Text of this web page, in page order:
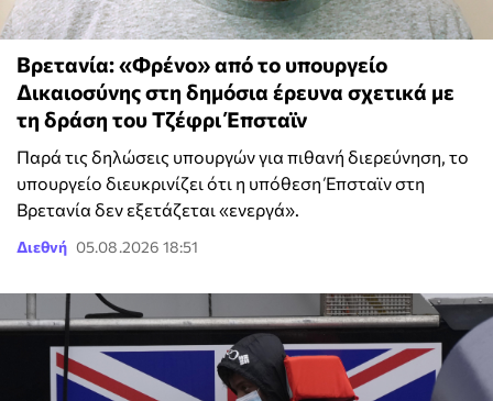
Βρετανία: «Φρένο» από το υπουργείο
Δικαιοσύνης στη δημόσια έρευνα σχετικά με
τη δράση του Τζέφρι Έπσταϊν
Παρά τις δηλώσεις υπουργών για πιθανή διερεύνηση, το
υπουργείο διευκρινίζει ότι η υπόθεση Έπσταϊν στη
Βρετανία δεν εξετάζεται «ενεργά».
Διεθνή 05.08.2026 18:51